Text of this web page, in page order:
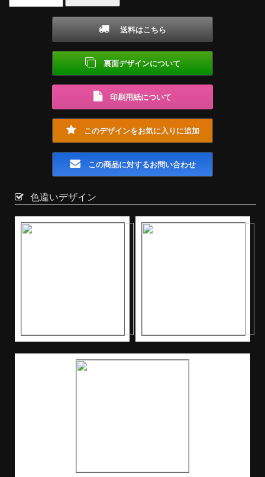
送料はこちら
裏面デザインについて
印刷用紙について
このデザインをお気に入りに追加
この商品に対するお問い合わせ
色違いデザイン